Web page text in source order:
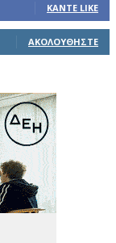
ΚΆΝΤΕ LIKE
ΑΚΟΛΟΥΘΉΣΤΕ